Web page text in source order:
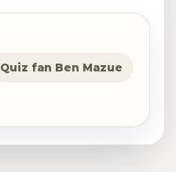
Quiz fan Ben Mazue